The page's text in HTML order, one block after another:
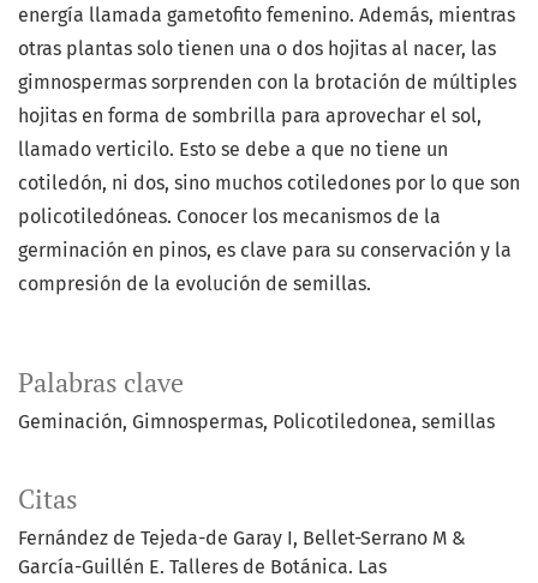
Palabras clave
Geminación Gimnospermas Policotiledonea semillas
energía llamada gametofito femenino. Además, mientras
otras plantas solo tienen una o dos hojitas al nacer, las
gimnospermas sorprenden con la brotación de múltiples
hojitas en forma de sombrilla para aprovechar el sol,
llamado verticilo. Esto se debe a que no tiene un
cotiledón, ni dos, sino muchos cotiledones por lo que son
policotiledóneas. Conocer los mecanismos de la
germinación en pinos, es clave para su conservación y la
compresión de la evolución de semillas.
Citas
Fernández de Tejeda-de Garay I, Bellet-Serrano M &
García-Guillén E. Talleres de Botánica. Las